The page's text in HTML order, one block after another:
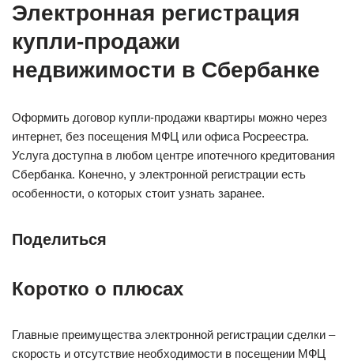
Электронная регистрация
купли-продажи
недвижимости в Сбербанке
Оформить договор купли-продажи квартиры можно через
интернет, без посещения МФЦ или офиса Росреестра.
Услуга доступна в любом центре ипотечного кредитования
Сбербанка. Конечно, у электронной регистрации есть
особенности, о которых стоит узнать заранее.
Поделиться
Коротко о плюсах
Главные преимущества электронной регистрации сделки –
скорость и отсутствие необходимости в посещении МФЦ